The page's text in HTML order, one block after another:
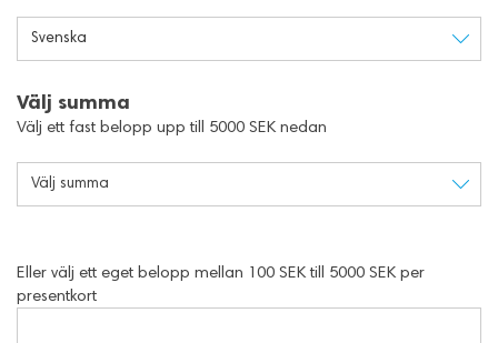
Svenska
Välj summa
Välj ett fast belopp upp till 5000 SEK nedan
Välj summa
Eller välj ett eget belopp mellan 100 SEK till 5000 SEK per
presentkort